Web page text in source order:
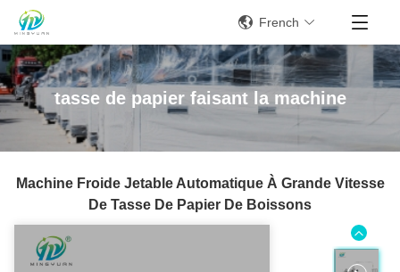
French
tasse de papier faisant la machine
Machine Froide Jetable Automatique À Grande Vitesse
De Tasse De Papier De Boissons